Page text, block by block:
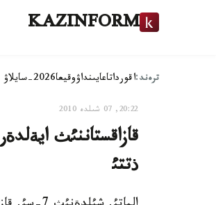
KAZINFORM
ترەند:اقورداتاعايىنداۋوقيعا2026-سايلاۋ
20:22, 07 شىلدە 2010
ذتتئ